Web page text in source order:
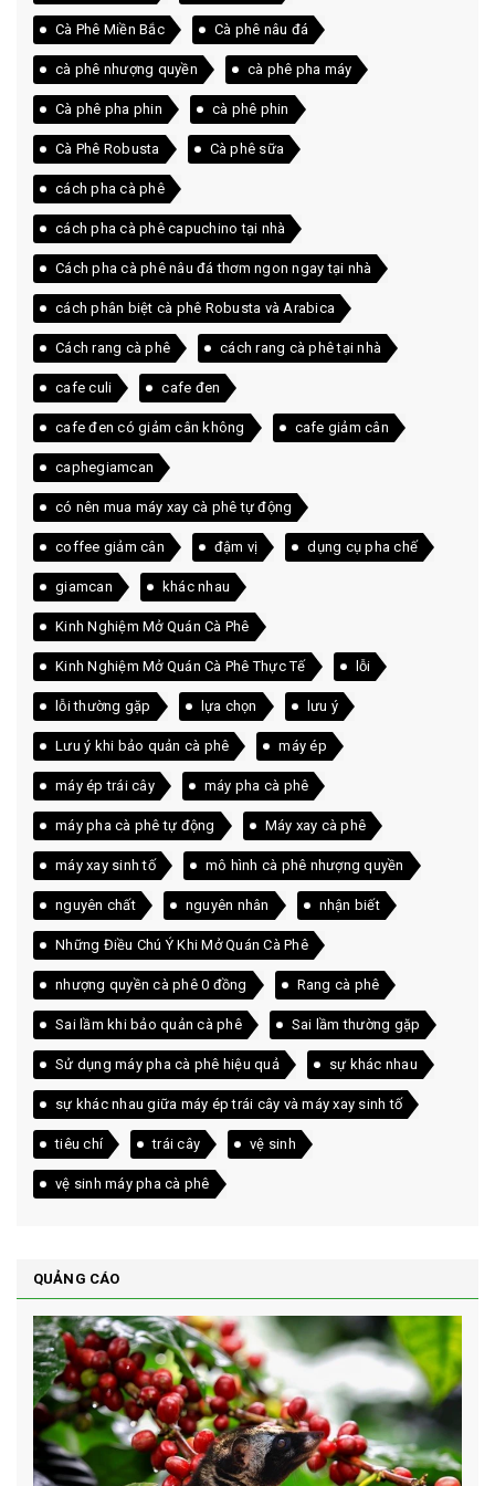
Cà Phê Miền Bắc Cà phê nâu đá
cà phê nhượng quyền cà phê pha máy
Cà phê pha phin cà phê phin
Cà Phê Robusta Cà phê sữa
cách pha cà phê
cách pha cà phê capuchino tại nhà
Cách pha cà phê nâu đá thơm ngon ngay tại nhà
cách phân biệt cà phê Robusta và Arabica
Cách rang cà phê cách rang cà phê tại nhà
cafe culi cafe đen
cafe đen có giảm cân không cafe giảm cân
caphegiamcan
có nên mua máy xay cà phê tự động
coffee giảm cân đậm vị dụng cụ pha chế
giamcan khác nhau
Kinh Nghiệm Mở Quán Cà Phê
Kinh Nghiệm Mở Quán Cà Phê Thực Tế lỗi
lỗi thường gặp lựa chọn lưu ý
Lưu ý khi bảo quản cà phê máy ép
máy ép trái cây máy pha cà phê
máy pha cà phê tự động Máy xay cà phê
máy xay sinh tố mô hình cà phê nhượng quyền
nguyên chất nguyên nhân nhận biết
Những Điều Chú Ý Khi Mở Quán Cà Phê
nhượng quyền cà phê 0 đồng Rang cà phê
Sai lầm khi bảo quản cà phê Sai lầm thường gặp
Sử dụng máy pha cà phê hiệu quả sự khác nhau
sự khác nhau giữa máy ép trái cây và máy xay sinh tố
tiêu chí trái cây vệ sinh
vệ sinh máy pha cà phê
QUẢNG CÁO